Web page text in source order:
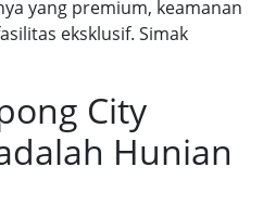
yang premium, keamanan
eksklusif. Simak
City
Hunian